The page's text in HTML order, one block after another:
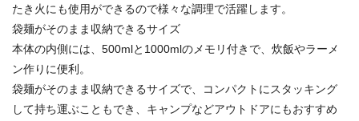
たき火にも使用ができるので様々な調理で活躍します。
袋麺がそのまま収納できるサイズ
本体の内側には、500mlと1000mlのメモリ付きで、炊飯やラーメ
ン作りに便利。
袋麺がそのまま収納できるサイズで、コンパクトにスタッキング
して持ち運ぶこともでき、キャンプなどアウトドアにもおすすめ